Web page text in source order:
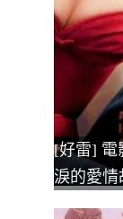
[好雷] 電
淚的愛情